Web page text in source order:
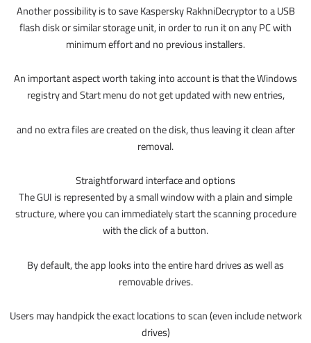
Another possibility is to save Kaspersky RakhniDecryptor to a USB
flash disk or similar storage unit, in order to run it on any PC with
minimum effort and no previous installers.
An important aspect worth taking into account is that the Windows
registry and Start menu do not get updated with new entries,
and no extra files are created on the disk, thus leaving it clean after
removal.
Straightforward interface and options
The GUI is represented by a small window with a plain and simple
structure, where you can immediately start the scanning procedure
with the click of a button.
By default, the app looks into the entire hard drives as well as
removable drives.
Users may handpick the exact locations to scan (even include network
drives)